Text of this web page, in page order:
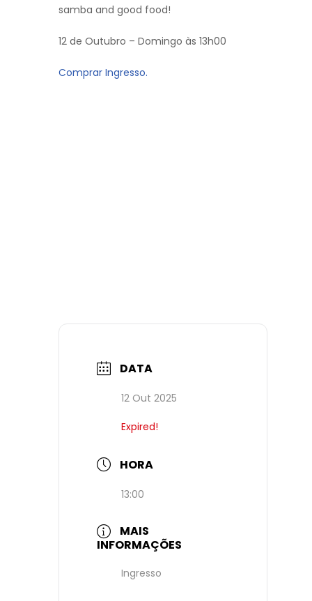
samba and good food!
12 de Outubro – Domingo às 13h00
Comprar Ingresso.
DATA
12 Out 2025
Expired!
HORA
13:00
MAIS
INFORMAÇÕES
Ingresso